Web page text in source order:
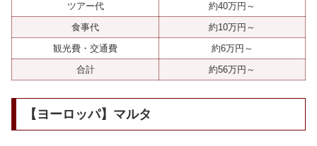
ツアー代
約40万円～
食事代
約10万円～
観光費・交通費
約6万円～
合計
約56万円～
【ヨーロッパ】マルタ